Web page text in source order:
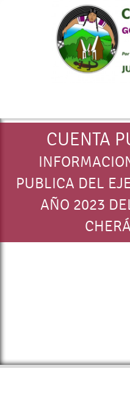
CUENTA
PUBLICA DEL
AÑO 2023